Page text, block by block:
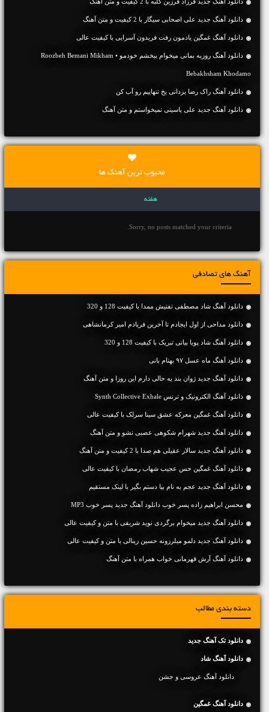
دانلود آهنگ جديد علی اصحابی سیگار با 2 کیفیت و متن آهنگ
دانلود آهنگ غمگین یادمون رفت فریدون آسرایی با کیفیت عالی
دانلود آهنگ روزبه بمانی میخوام ببخشم خودمو • Roozbeh Bemani Mikham
Bebakhsham Khodamo
دانلود آهنگ راک رضا یزدانی یخ تنهاییم رو آب کن
دانلود آهنگ جديد علی یاسینی نمیخواستم و متن آهنگ
محبوب ترین آهنگ ها
هفته
Sorry, no posts matched your criteria.
آهنگ های تصادفی
دانلود آهنگ شاد مصطفی تفتیش ممدا با کیفیت 128 و 320
دانلود مداحی از اول ایجادم تا آخرین فریادم امیر کرمانشاهی
دانلود آهنگ شاد پویا بیاتی تبریک با کیفیت 128 و 320
دانلود آهنگ ماه عسل ۹۷ بهنام بانی
دانلود آهنگ جديد ژوان بند یه حالی دارم این روزا و متن آهنگ
دانلود آهنگ الکترونیک و ترنس Synth Collective Exhale
دانلود آهنگ غمگین معرکه عشق سینا سرلک با کیفیت عالی
دانلود آهنگ جديد شهرام شکوهی عصبی نشو و متن آهنگ
دانلود آهنگ جديد سالار عقیلی هم صدا با 2 کیفیت و متن آهنگ
دانلود آهنگ غمگین حس عجیب شهاب رمضان با کیفیت عالی
دانلود آهنگ جديد عجم به نام بیا دستم بگیر با لینک مستقیم
محسن ابراهیم زاده پسر خوب دانلود آهنگ جدید پسر خوب MP3
دانلود آهنگ جديد میخوام برگردی نوید شریفی با متن و کیفیت عالی
دانلود آهنگ جديد دلمو میلرزونه حسین زینالی با متن و کیفیت عالی
دانلود آهنگ آرش قهرمانی خواب همراه با متن آهنگ
دسته بندی مطالب
دانلود تک آهنگ جدید
دانلود آهنگ شاد
دانلود آهنگ عروسی و جشن
دانلود آهنگ غمگین